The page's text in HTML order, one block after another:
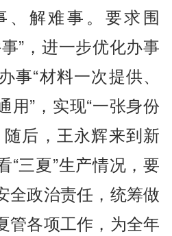
、解难事。要求围
”，进一步优化办事
事“材料一次提供、
用”，实现“一张身份
后，王永辉来到新
“三夏”生产情况，要
全政治责任，统筹做
管各项工作，为全年